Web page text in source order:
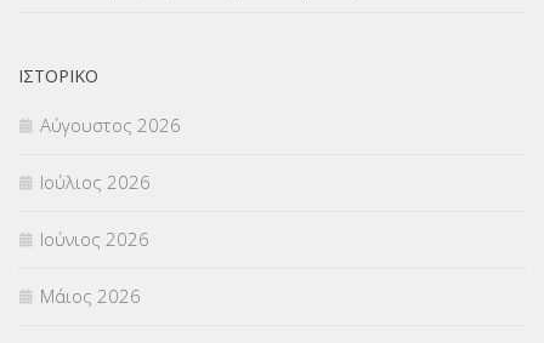
ΟΙΚΟΝΟΜΙΚΑ ΘΕΜΑΤΑ
Π.Ε.Κ. ΗΡΑΚΛΕΙΟΥ
ΠΑΝΕΛΛΑΔΙΚΕΣ ΕΞΕΤΑΣΕΙΣ
ΠΡΟΚΗΡΥΞΕΙΣ
ΣΕΜΙΝΑΡΙΑ – ΗΜΕΡΙΔΕΣ
ΙΣΤΟΡΙΚΌ
Αύγουστος 2026
Ιούλιος 2026
Ιούνιος 2026
Μάιος 2026